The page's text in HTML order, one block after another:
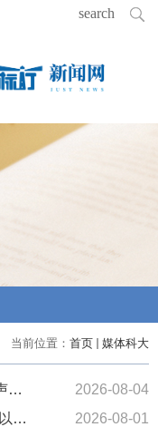
当前位置： 首页 媒体科大
交汇点：十年逐江而行，青春护豚有声！2026年全国大学生江豚保护夏令营举办
2026-08-04
江苏教育发布：第十四届全国高校“茅以升班”夏令营在江苏科技大学举行
2026-08-01